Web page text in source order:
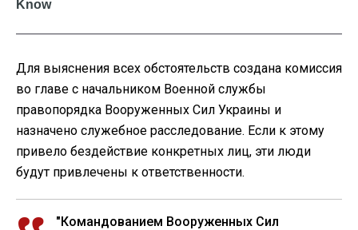
Для выяснения всех обстоятельств создана комиссия
во главе с начальником Военной службы
правопорядка Вооруженных Сил Украины и
назначено служебное расследование. Если к этому
привело бездействие конкретных лиц, эти люди
будут привлечены к ответственности.
"Командованием Вооруженных Сил